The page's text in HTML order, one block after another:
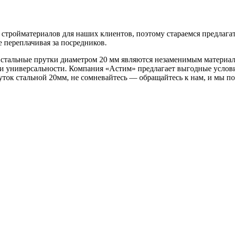
для наших клиентов, поэтому стараемся
за посредников.
прутки диаметром 20 мм являются незаменимым
универсальности. Компания «Астим» предлагает выгодные
стальной 20мм, не сомневайтесь — обращайтесь к нам, и мы